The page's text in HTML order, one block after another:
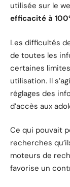
utilisée sur le
efficacité à
Les difficultés
de toutes les
certaines
utilisation. Il
réglages des
d’accès aux
Ce qui pouvait
recherches
moteurs de
favorise un